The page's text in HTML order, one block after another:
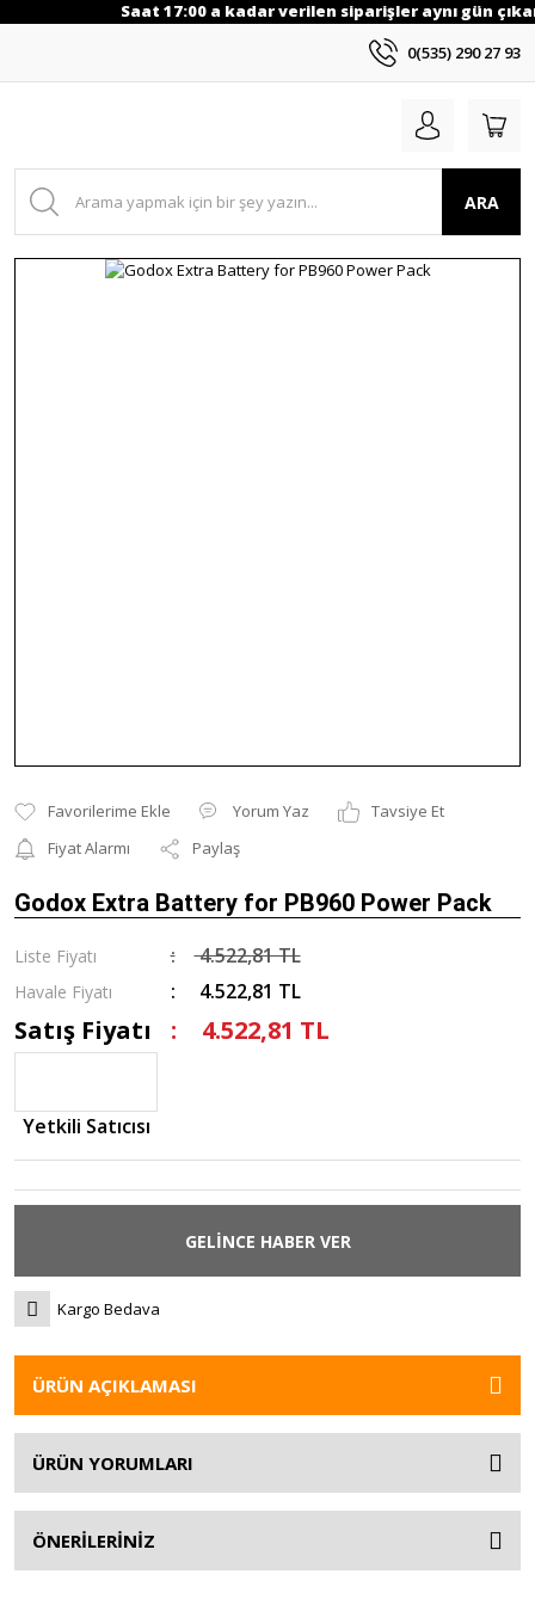
Saat 17:00 a kadar verilen siparişler aynı gün
0(535) 290 27 93
ARA
Yorum Yaz
Tavsiye Et
Fiyat Alarmı
Paylaş
Godox Extra Battery for PB960 Power Pack
Liste Fiyatı 4.522,81 TL
Havale Fiyatı 4.522,81 TL
Satış Fiyatı 4.522,81 TL
Yetkili Satıcısı
GELİNCE HABER VER
Kargo Bedava
ÜRÜN AÇIKLAMASI
ÜRÜN YORUMLARI
ÖNERİLERİNİZ